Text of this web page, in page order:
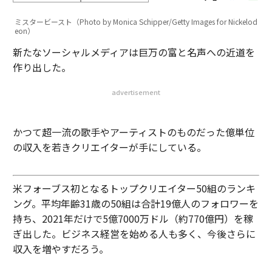
ミスタービースト（Photo by Monica Schipper/Getty Images for Nickelod
eon）
新たなソーシャルメディアは巨万の富と名声への近道を
作り出した。
advertisement
かつて超一流の歌手やアーティストのものだった億単位
の収入を若きクリエイターが手にしている。
米フォーブス初となるトップクリエイター50組のランキ
ング。平均年齢31歳の50組は合計19億人のフォロワーを
持ち、2021年だけで5億7000万ドル（約770億円）を稼
ぎ出した。ビジネス経営を始める人も多く、今後さらに
収入を増やすだろう。